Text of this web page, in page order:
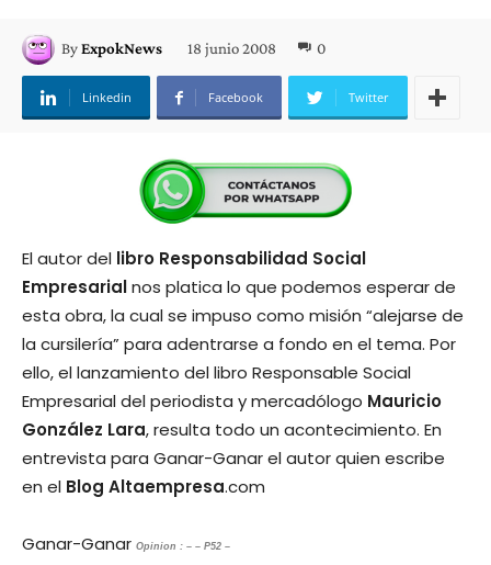
ByExpokNews 18 junio 2008 0
Linkedin Facebook Twitter
El autor del libro Responsabilidad Social
Empresarialnos platica lo que podemos esperar de
esta obra, la cual se impuso como misión “alejarse de
la cursilería” para adentrarse a fondo en el tema. Por
ello, el lanzamiento del libro Responsable Social
Empresarial del periodista y mercadólogo Mauricio
González Lara, resulta todo un acontecimiento. En
entrevista para Ganar-Ganar el autor quien escribe
en el Blog Altaempresa.com
Ganar-Ganar Opinion : – – P52 –